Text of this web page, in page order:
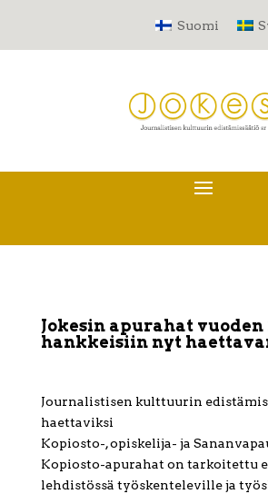
Suomi
Jokesin apurahat vuoden
hankkeisiin nyt
Journalistisen kulttuurin
haettaviksi
Kopiosto-, opiskelija- ja
Kopiosto-apurahat on tarkoitettu
lehdistössä työskenteleville ja